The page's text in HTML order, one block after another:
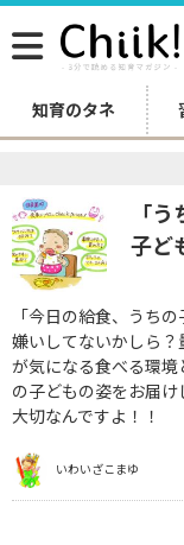
知育のタネ
「
子ど
「今日の給食、うち
嫌いしてないかしら
が気になる食べる環
の子どもの姿をお届
大切なんですよ！！
いわいざこまゆ